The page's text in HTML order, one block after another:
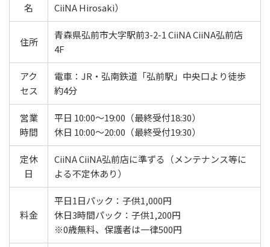
名
CiiNA Hirosaki）
住所
青森県弘前市大字駅前3-2-1 CiiNA CiiNA弘前店
4F
アク
セス
電車：JR・弘南鉄道「弘前駅」中央口より徒歩
約4分
営業
時間
平日 10:00～19:00（最終受付18:30）
休日 10:00～20:00（最終受付19:30）
定休
日
CiiNA CiiNA弘前店に準ずる（メンテナンス等に
よる不定休あり）
料金
平日1日パック：子供1,000円
休日3時間パック：子供1,200円
※0歳無料、保護者は一律500円